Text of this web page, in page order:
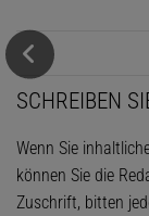
SCHREIBEN
Wenn Sie
können Sie die
Zuschrift, bitten